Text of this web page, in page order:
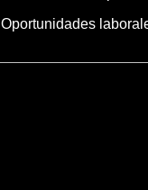
Oportunidades